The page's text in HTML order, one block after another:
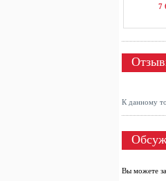
7
К данному
Вы можете